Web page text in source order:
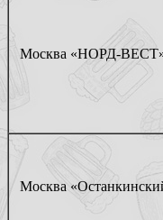
Москва «НОРД-
Москва